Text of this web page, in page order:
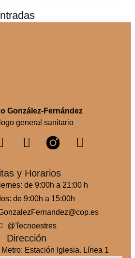
González-Fernández
general sanitario
y Horarios
de 9:00h a 21:00 h
de 9:00h a 15:00h
@Tecnoestres
Dirección
Estación Iglesia. Línea 1